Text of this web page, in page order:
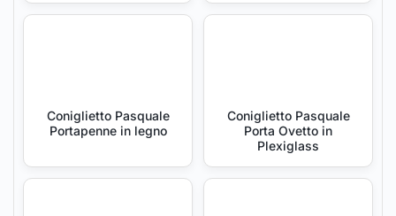
Coniglietto Pasquale
Portapenne in legno
Coniglietto Pasquale
Porta Ovetto in
Plexiglass